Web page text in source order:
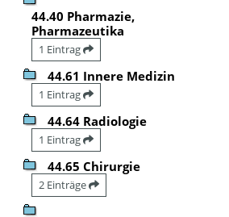
44.40 Pharmazie,
Pharmazeutika
1 Eintrag
44.61 Innere Medizin
1 Eintrag
44.64 Radiologie
1 Eintrag
44.65 Chirurgie
2 Einträge